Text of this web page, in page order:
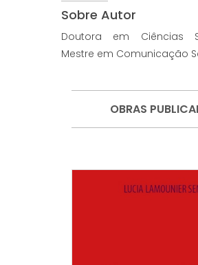
Sobre Autor
Doutora em Ciências
Mestre em Comunicação
OBRAS